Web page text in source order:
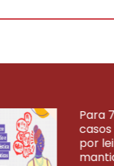
Para
por
MAIS PESQUISAS